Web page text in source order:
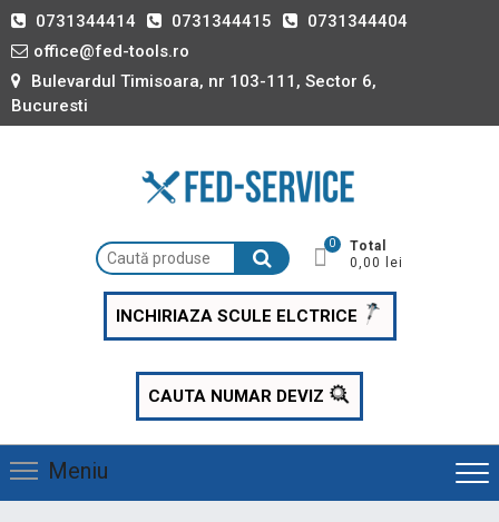
Skip 0731344414 0731344415
0731344404
office@fed-tools.ro
Bulevardul Timisoara, nr 103-111, Sector 6,
Bucuresti
Caută
după:
0
Total
0,00 lei
INCHIRIAZA SCULE ELCTRICE
CAUTA NUMAR DEVIZ
Meniu